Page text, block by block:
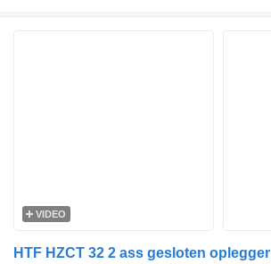
VIDEO
HTF HZCT 32 2 ass gesloten oplegger